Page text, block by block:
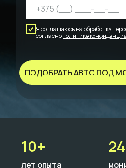
Я соглашаюсь на обработку
согласнополитике
ПОДОБРАТЬ АВТО ПОД
10+
лет опыта